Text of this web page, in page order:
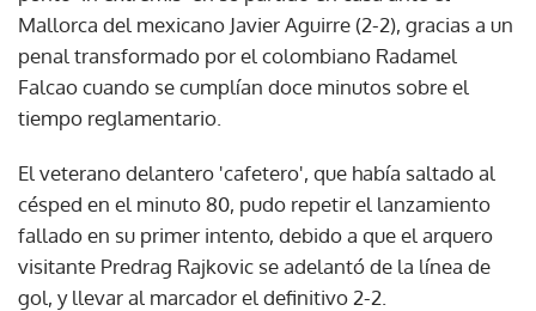
Mallorca del mexicano Javier Aguirre (2-2), gracias a un
penal transformado por el colombiano Radamel
Falcao cuando se cumplían doce minutos sobre el
tiempo reglamentario.
El veterano delantero 'cafetero', que había saltado al
césped en el minuto 80, pudo repetir el lanzamiento
fallado en su primer intento, debido a que el arquero
visitante Predrag Rajkovic se adelantó de la línea de
gol, y llevar al marcador el definitivo 2-2.